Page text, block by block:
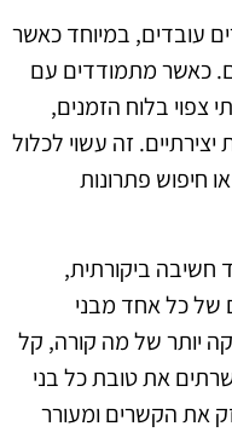
עובדים, במיוחד כאשר
כאשר מתמודדים עם
צפוי בלוח הזמנים,
זה עשוי לכלול
חיפוש פתרונות
חשיבה ביקורתית,
של כל אחד מבני
יותר של מה קורה, קל
את טובת כל בני
את הקשרים ומעורר